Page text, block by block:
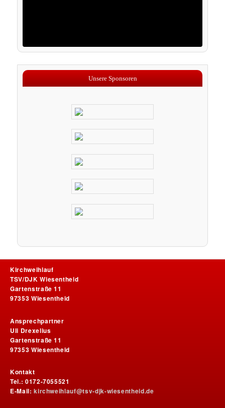
Unsere Sponsoren
Kirchweihlauf
TSV/DJK Wiesentheid
Gartenstraße 11
97353 Wiesentheid
Ansprechpartner
Uli Drexelius
Gartenstraße 11
97353 Wiesentheid
Kontakt
Tel.: 0172-7055521
E-Mail:kirchweihlauf@tsv-djk-wiesentheid.de